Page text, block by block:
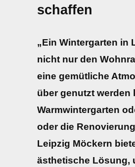
schaffen
„Ein Wintergarten in
nicht nur den
eine gemütliche
über genutzt werden
Warmwintergarten
oder die
Leipzig Möckern
ästhetische Lösung,